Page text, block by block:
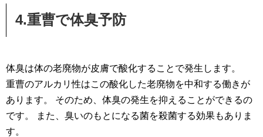
4.重曹で体臭予防
体臭は体の老廃物が皮膚で酸化することで発生します。
重曹のアルカリ性はこの酸化した老廃物を中和する働きが
あります。 そのため、体臭の発生を抑えることができるの
です。 また、臭いのもとになる菌を殺菌する効果もありま
す。